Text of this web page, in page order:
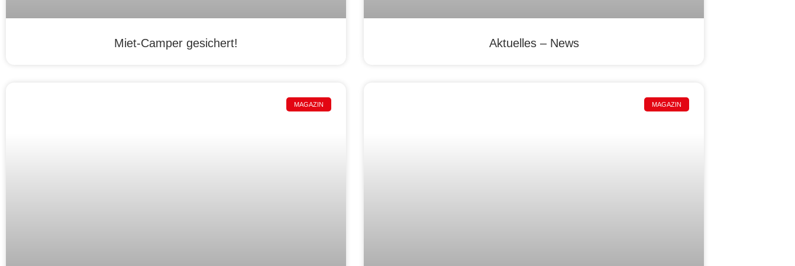
Miet-Camper gesichert! Aktuelles – News
MAGAZIN MAGAZIN